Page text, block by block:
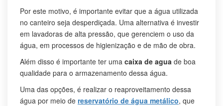
Por este motivo, é importante evitar que a água utilizada
no canteiro seja desperdiçada. Uma alternativa é investir
em lavadoras de alta pressão, que gerenciem o uso da
água, em processos de higienização e de mão de obra.
Além disso é importante ter uma caixa de agua de boa
qualidade para o armazenamento dessa água.
Uma das opções, é realizar o reaproveitamento dessa
água por meio de reservatório de água metálico, que